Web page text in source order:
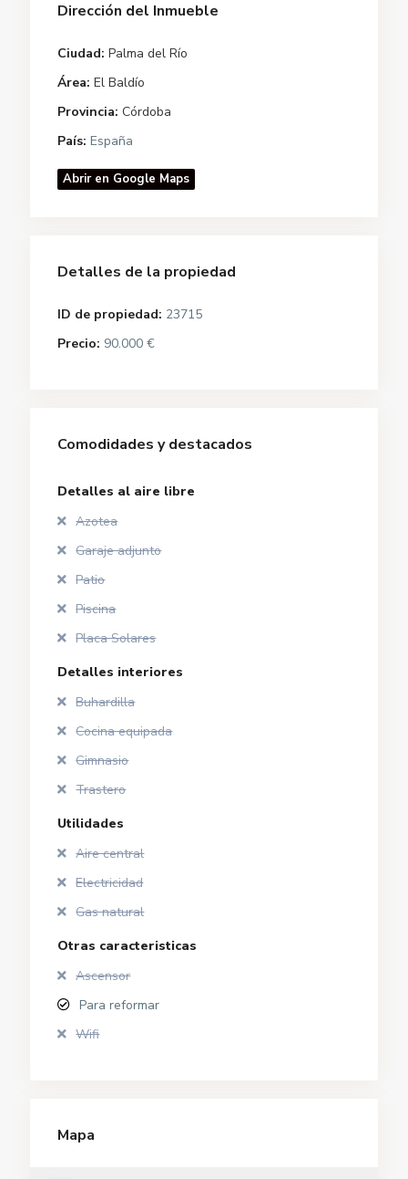
Dirección del Inmueble
Ciudad: Palma del Río
Área: El Baldío
Provincia: Córdoba
País: España
Abrir en Google Maps
Detalles de la propiedad
ID de propiedad: 23715
Precio: 90.000 €
Comodidades y destacados
Detalles al aire libre
Azotea
Garaje adjunto
Patio
Piscina
Placa Solares
Detalles interiores
Buhardilla
Cocina equipada
Gimnasio
Trastero
Utilidades
Aire central
Electricidad
Gas natural
Otras caracteristicas
Ascensor
Para reformar
Wifi
Mapa